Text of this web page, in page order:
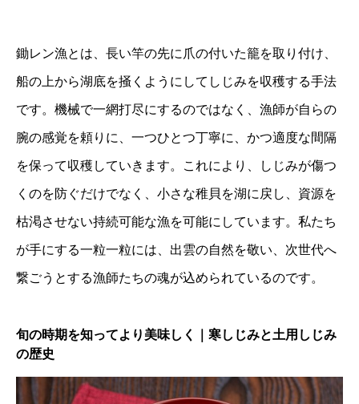
鋤レン漁とは、長い竿の先に爪の付いた籠を取り付け、
船の上から湖底を掻くようにしてしじみを収穫する手法
です。機械で一網打尽にするのではなく、漁師が自らの
腕の感覚を頼りに、一つひとつ丁寧に、かつ適度な間隔
を保って収穫していきます。これにより、しじみが傷つ
くのを防ぐだけでなく、小さな稚貝を湖に戻し、資源を
枯渇させない持続可能な漁を可能にしています。私たち
が手にする一粒一粒には、出雲の自然を敬い、次世代へ
繋ごうとする漁師たちの魂が込められているのです。
旬の時期を知ってより美味しく｜寒しじみと土用しじみ
の歴史